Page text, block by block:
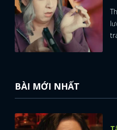
ĐĂNG
BÀI MỚI NHẤT